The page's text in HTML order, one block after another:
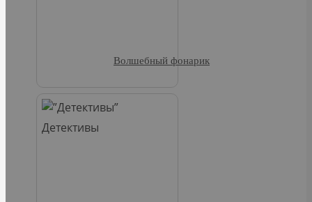
Детективы
Волшебный фонарик